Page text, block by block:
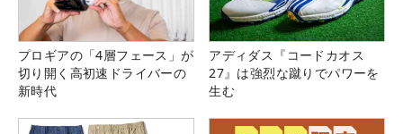
プロギアの「4層フェース」が
切り開く高初速ドライバーの
新時代
アディダス『コードカオス
27』は強烈な蹴りでパワーを
生む